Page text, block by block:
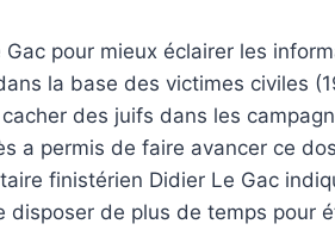
pour mieux éclairer les
la base des victimes civiles
des juifs dans les
a permis de faire avancer ce
finistérien Didier Le Gac
disposer de plus de temps pour